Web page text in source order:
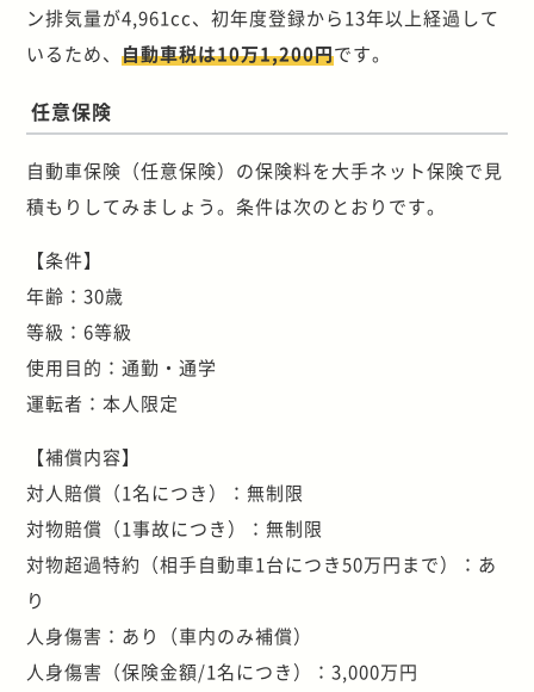
ン排気量が4,961cc、初年度登録から13年以上経過して
いるため、自動車税は10万1,200円です。
任意保険
自動車保険（任意保険）の保険料を大手ネット保険で見
積もりしてみましょう。条件は次のとおりです。
【条件】
年齢：30歳
等級：6等級
使用目的：通勤・通学
運転者：本人限定
【補償内容】
対人賠償（1名につき）：無制限
対物賠償（1事故につき）：無制限
対物超過特約（相手自動車1台につき50万円まで）：あ
り
人身傷害：あり（車内のみ補償）
人身傷害（保険金額/1名につき）：3,000万円